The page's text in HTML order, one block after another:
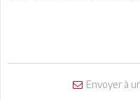
Envoyer à